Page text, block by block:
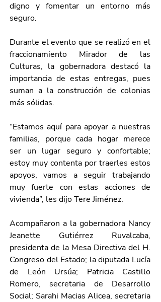
digno y fomentar un entorno más
seguro.
Durante el evento que se realizó en el
fraccionamiento Mirador de las
Culturas, la gobernadora destacó la
importancia de estas entregas, pues
suman a la construcción de colonias
más sólidas.
“Estamos aquí para apoyar a nuestras
familias, porque cada hogar merece
ser un lugar seguro y confortable;
estoy muy contenta por traerles estos
apoyos, vamos a seguir trabajando
muy fuerte con estas acciones de
vivienda”, les dijo Tere Jiménez.
Acompañaron a la gobernadora Nancy
Jeanette Gutiérrez Ruvalcaba,
presidenta de la Mesa Directiva del H.
Congreso del Estado; la diputada Lucía
de León Ursúa; Patricia Castillo
Romero, secretaria de Desarrollo
Social; Sarahi Macias Alicea, secretaria